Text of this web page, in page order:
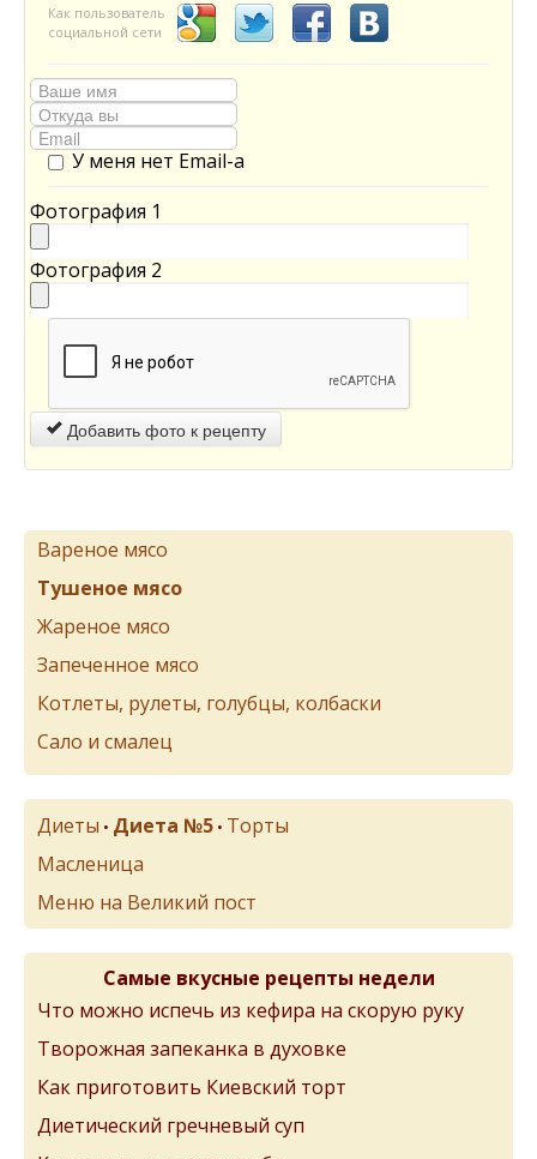
Как пользователь
социальной сети
У меня нет Email-а
Фотография 1
Фотография 2
Добавить фото к рецепту
Вареное мясо
Тушеное мясо
Жареное мясо
Запеченное мясо
Котлеты, рулеты, голубцы, колбаски
Сало и смалец
Диеты • Диета №5 • Торты
Масленица
Меню на Великий пост
Самые вкусные рецепты недели
Что можно испечь из кефира на скорую руку
Творожная запеканка в духовке
Как приготовить Киевский торт
Диетический гречневый суп